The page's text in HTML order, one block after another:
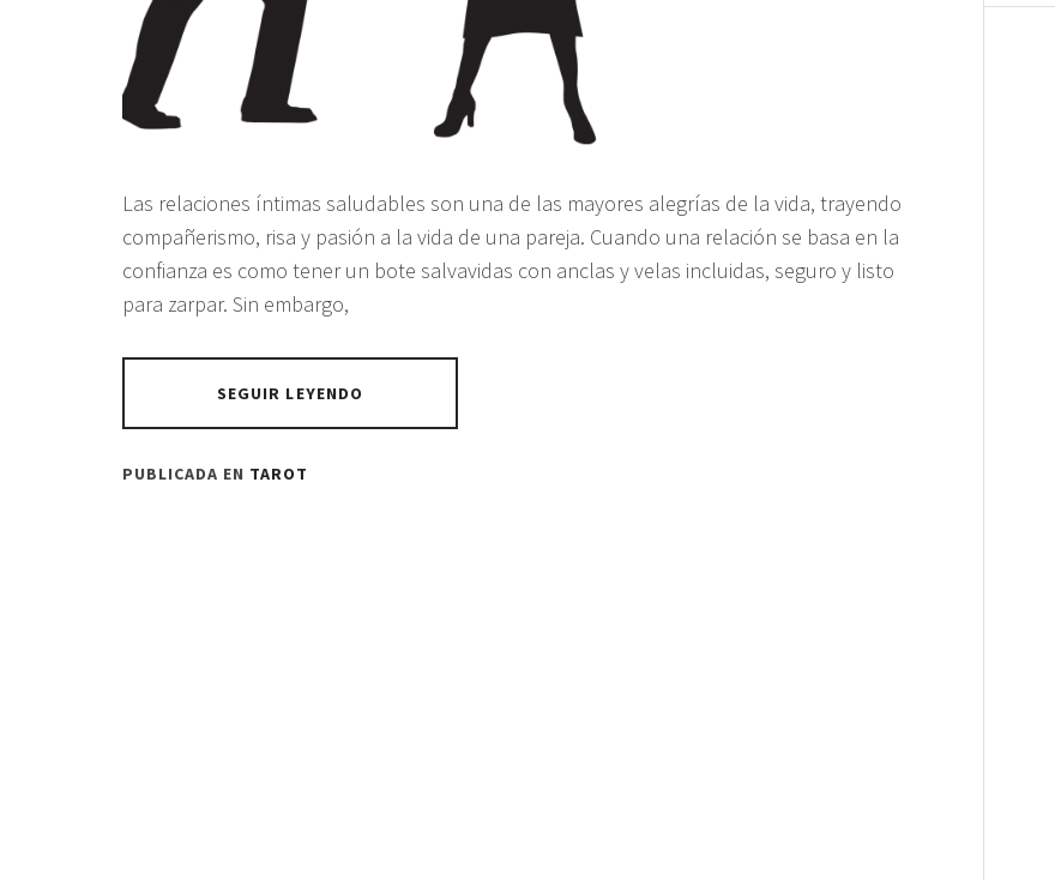
Las relaciones íntimas saludables son una de las mayores alegrías de la vida, trayendo
compañerismo, risa y pasión a la vida de una pareja. Cuando una relación se basa en la
confianza es como tener un bote salvavidas con anclas y velas incluidas, seguro y listo
para zarpar. Sin embargo,
SEGUIR LEYENDO
PUBLICADA EN TAROT